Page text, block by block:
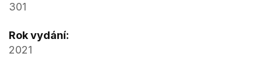
301
Rok vydání:
2021